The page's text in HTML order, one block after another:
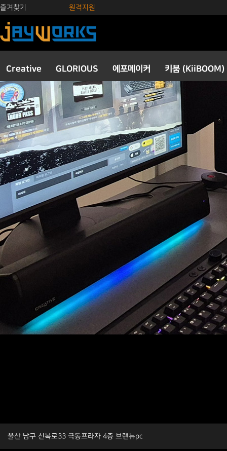
즐겨찾기 원격지원
Creative GLORIOUS 에포메이커 키붐 (KiiBOOM)
울산 남구 신복로33 극동프라자 4층 브랜뉴pc